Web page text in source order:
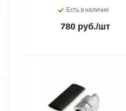
Есть в наличии
780 руб./шт